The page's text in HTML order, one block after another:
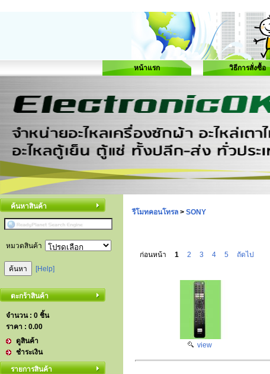
หน้าแรก วิธีการสั่งซื้อ
ค้นหาสินค้า
หมวดสินค้า
[Help]
ตะกร้าสินค้า
จำนวน : 0 ชิ้น
ราคา : 0.00
ดูสินค้า
ชำระเงิน
รายการสินค้า
รีโมทคอนโทรล > SONY
ก่อนหน้า 1 2 3 4 5 ถัดไป
view